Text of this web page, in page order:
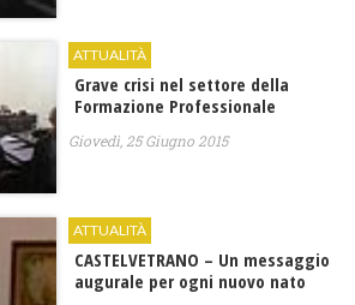
ATTUALITÀ
Grave crisi nel settore della
Formazione Professionale
Giovedì, 25 Giugno 2015
ATTUALITÀ
CASTELVETRANO – Un messaggio
augurale per ogni nuovo nato